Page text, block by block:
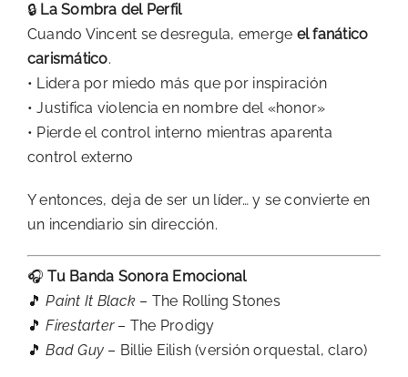
🔒 La Sombra del Perfil
Cuando Vincent se desregula, emerge el fanático
carismático.
• Lidera por miedo más que por inspiración
• Justifica violencia en nombre del «honor»
• Pierde el control interno mientras aparenta
control externo
Y entonces, deja de ser un líder… y se convierte en
un incendiario sin dirección.
🎧Tu Banda Sonora Emocional
🎵Paint It Black– The Rolling Stones
🎵Firestarter– The Prodigy
🎵Bad Guy – Billie Eilish (versión orquestal, claro)